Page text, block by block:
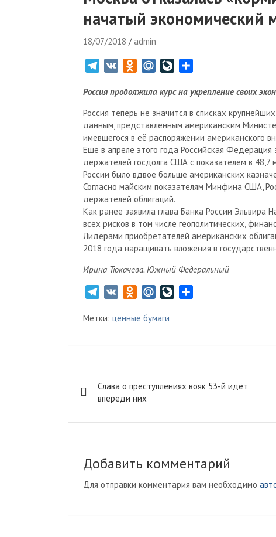
начатый экономический
18/07/2018 admin
l
g
r
a
m
n
k
l
a
s
s
n
k
i
M
i
.
R
u
v
J
o
u
r
n
a
п
а
в
и
т
ь
Россия продолжила курс на укрепление своих
Россия теперь не значится в списках
данным, представленным американским
имевшегося в её распоряжении американского
Еще в апреле этого года Российская
держателей госдолга США с показателем в
России было вдвое больше американских
Согласно майским показателям Минфина США,
держателей облигаций.
Как ранее заявила глава Банка России Эльвира
всех рисков в том числе геополитических,
Лидерами приобретателей американских
2018 года наращивать вложения в
Ирина Тюкачева. Южный Федеральный
l
g
m
n
k
s
s
i
M
i
.
J
r
а
т
Метки: ценные бумаги
по
записям
Слава о преступлениях вояк 53-й идёт
впереди них
Добавить комментарий
Для отправки комментария вам необходимо